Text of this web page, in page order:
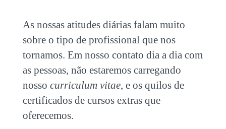
As nossas atitudes diárias falam muito
sobre o tipo de profissional que nos
tornamos. Em nosso contato dia a dia com
as pessoas, não estaremos carregando
nosso curriculum vitae, e os quilos de
certificados de cursos extras que
oferecemos.